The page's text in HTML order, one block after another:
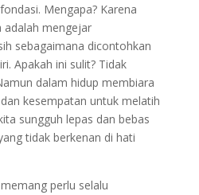
Mengapa? Karena
adalah mengejar
sebagaimana dicontohkan
Apakah ini sulit? Tidak
dalam hidup membiara
kesempatan untuk melatih
sungguh lepas dan bebas
tidak berkenan di hati
perlu selalu